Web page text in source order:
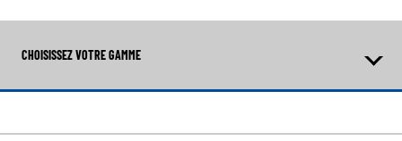
CHOISISSEZ VOTRE GAMME